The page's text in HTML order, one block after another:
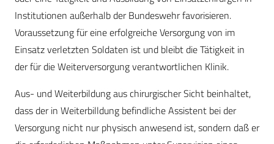
Institutionen außerhalb der Bundeswehr favorisieren.
Voraussetzung für eine erfolgreiche Versorgung von im
Einsatz verletzten Soldaten ist und bleibt die Tätigkeit in
der für die Weiterversorgung verantwortlichen Klinik.
Aus- und Weiterbildung aus chirurgischer Sicht beinhaltet,
dass der in Weiterbilldung befindliche Assistent bei der
Versorgung nicht nur physisch anwesend ist, sondern daß er